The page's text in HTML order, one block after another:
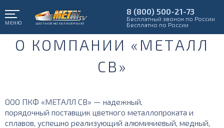
МЕНЮ
8 (800) 500-21-73
Бесплатный звонок по России
Бесплатно по России
О КОМПАНИИ «МЕТАЛЛ
СВ»
ООО ПКФ «МЕТАЛЛ СВ» — надежный,
порядочный поставщик цветного металлопроката и
сплавов, успешно реализующий алюминиевый, медный,